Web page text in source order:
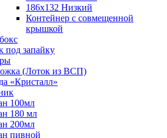
186х132 Низкий
Контейнер с совмещенной
крышкой
под запайку
(Лоток из ВСП)
«Кристалл»
100мл
180 мл
200мл
пивной